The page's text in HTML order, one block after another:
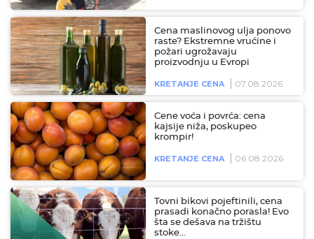
Cena maslinovog ulja ponovo
raste? Ekstremne vrućine i
požari ugrožavaju
proizvodnju u Evropi
KRETANJE CENA 07.08.2026
Cene voća i povrća: cena
kajsije niža, poskupeo
krompir!
KRETANJE CENA 06.08.2026
Tovni bikovi pojeftinili, cena
prasadi konačno porasla! Evo
šta se dešava na tržištu
stoke…